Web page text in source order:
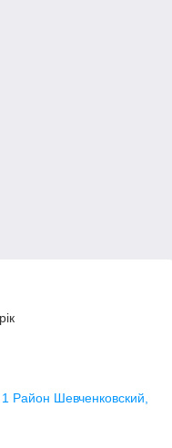
Район Шевченковский,